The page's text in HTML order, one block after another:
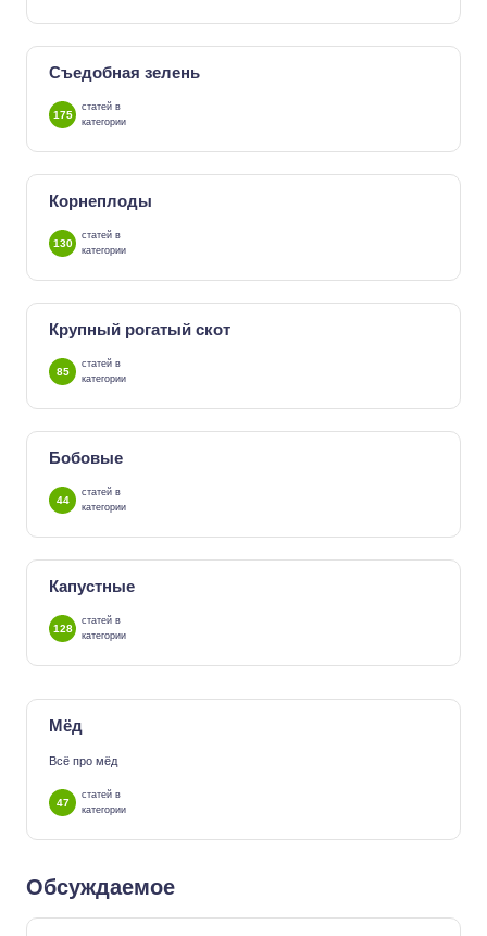
Съедобная зелень
175
статей в
категории
Корнеплоды
130
статей в
категории
Крупный рогатый скот
85
статей в
категории
Бобовые
44
статей в
категории
Капустные
128
статей в
категории
Мёд
Всё про мёд
47
статей в
категории
Обсуждаемое